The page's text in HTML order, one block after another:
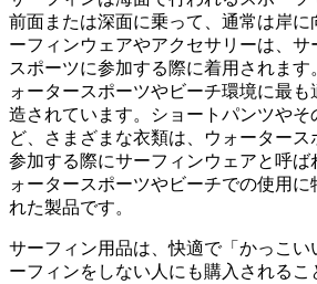
前面または深面に乗って、通常は岸に
ーフィンウェアやアクセサリーは、
スポーツに参加する際に着用されます
ォータースポーツやビーチ環境に最
造されています。ショートパンツやそ
ど、さまざまな衣類は、ウォータース
参加する際にサーフィンウェアと呼ば
ォータースポーツやビーチでの使用
れた製品です。
サーフィン用品は、快適で「かっこい
ーフィンをしない人にも購入される